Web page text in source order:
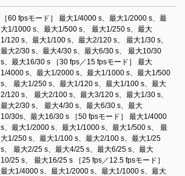
［60 fpsモード］ 最大1/4000 s、最大1/2000 s、最
大1/1000 s、最大1/500 s、 最大1/250 s、最大
1/120 s、最大1/100 s、最大2/120 s、 最大1/30 s、
最大2/30 s、最大4/30 s、最大6/30 s、 最大10/30
s、最大16/30 s ［30 fps／15 fpsモード］ 最大
1/4000 s、最大1/2000 s、最大1/1000 s、最大1/500
s、 最大1/250 s、最大1/120 s、最大1/100 s、最大
2/120 s、 最大2/100 s、最大3/120 s、最大1/30 s、
最大2/30 s、 最大4/30 s、最大6/30 s、最大
10/30s、最大16/30 s ［50 fpsモード］ 最大1/4000
s、最大1/2000 s、最大1/1000 s、最大1/500 s、 最
大1/250 s、最大1/100 s、最大2/100 s、最大1/25
s、 最大2/25 s、最大4/25 s、最大6/25 s、最大
10/25 s、 最大16/25 s ［25 fps／12.5 fpsモード］
最大1/4000 s、最大1/2000 s、最大1/1000 s、最大